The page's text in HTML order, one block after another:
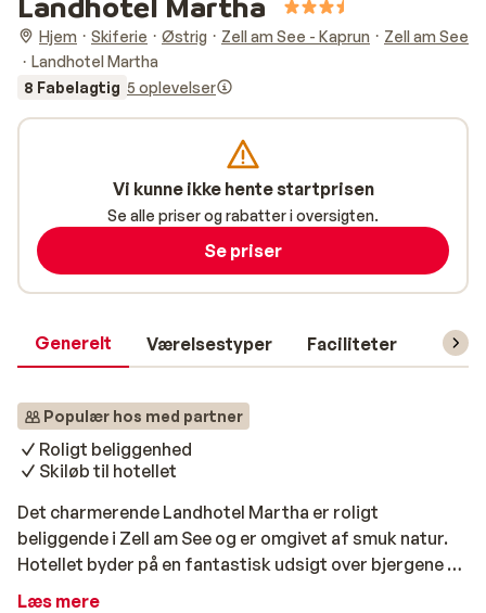
Hjem Skiferie Østrig Zell am See - Kaprun
Zell am See
Landhotel Martha
8 Fabelagtig 5 oplevelser
Generelt Værelsestyper Faciliteter
Populær hos med partner
Roligt beliggenhed
Skiløb til hotellet
Det charmerende Landhotel Martha er roligt
beliggende i Zell am See og er omgivet af smuk natur.
Hotellet byder på en fantastisk udsigt over bjergene og
søen Zeller See. Efter en god dag på pisterne kan du
Læs mere
Vi kunne ikke hente startprisen
Se alle priser og rabatter i oversigten.
Se priser